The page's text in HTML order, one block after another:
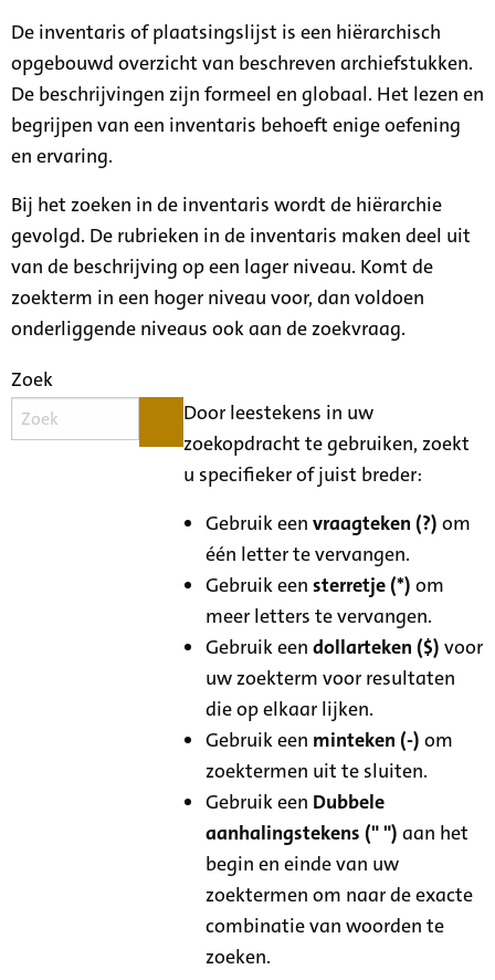
De inventaris of plaatsingslijst is een hiërarchisch
opgebouwd overzicht van beschreven archiefstukken.
De beschrijvingen zijn formeel en globaal. Het lezen en
begrijpen van een inventaris behoeft enige oefening
en ervaring.
Bij het zoeken in de inventaris wordt de hiërarchie
gevolgd. De rubrieken in de inventaris maken deel uit
van de beschrijving op een lager niveau. Komt de
zoekterm in een hoger niveau voor, dan voldoen
onderliggende niveaus ook aan de zoekvraag.
Zoek
Door leestekens in uw
zoekopdracht te gebruiken, zoekt
u specifieker of juist breder:
Gebruik eenvraagteken (?) om
één letter te vervangen.
Gebruik eensterretje (*) om
meer letters te vervangen.
Gebruik eendollarteken ($) voor
uw zoekterm voor resultaten
die op elkaar lijken.
Gebruik een minteken (-) om
zoektermen uit te sluiten.
Gebruik een Dubbele
aanhalingstekens (" ") aan het
begin en einde van uw
zoektermen om naar de exacte
combinatie van woorden te
zoeken.